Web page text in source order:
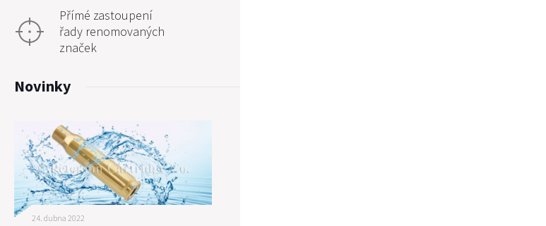
Přímé zastoupení
řady renomovaných
značek
Novinky
24. dubna 2022